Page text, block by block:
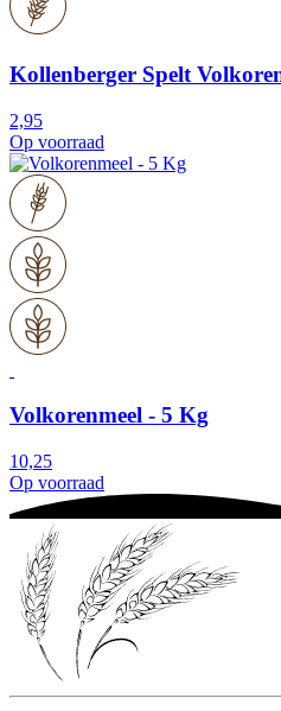
Kollenberger Spelt
2,95
Op voorraad
Volkorenmeel - 5 Kg
10,25
Op voorraad